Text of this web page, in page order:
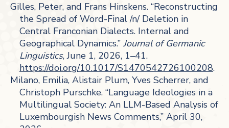
Gilles, Peter, and Frans Hinskens. “Reconstructing
the Spread of Word-Final /n/ Deletion in
Central Franconian Dialects. Internal and
Geographical Dynamics.” Journal of Germanic
Linguistics, June 1, 2026, 1–41.
https://doi.org/10.1017/S1470542726100208.
Milano, Emilia, Alistair Plum, Yves Scherrer, and
Christoph Purschke. “Language Ideologies in a
Multilingual Society: An LLM-Based Analysis of
Luxembourgish News Comments,” April 30,